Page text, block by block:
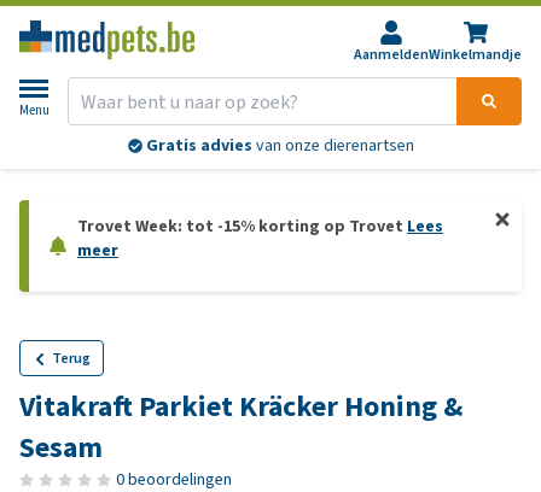
AanmeldenWinkelmandje
Menu
Gratis advies van onze dierenartsen
Trovet Week: tot -15% korting op Trovet Lees
meer
Terug
Vitakraft Parkiet Kräcker Honing &
Sesam
0 beoordelingen